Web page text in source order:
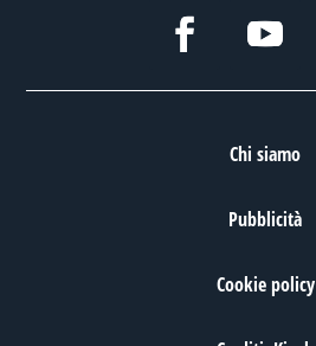
Chi siamo
Pubblicità
Cookie policy